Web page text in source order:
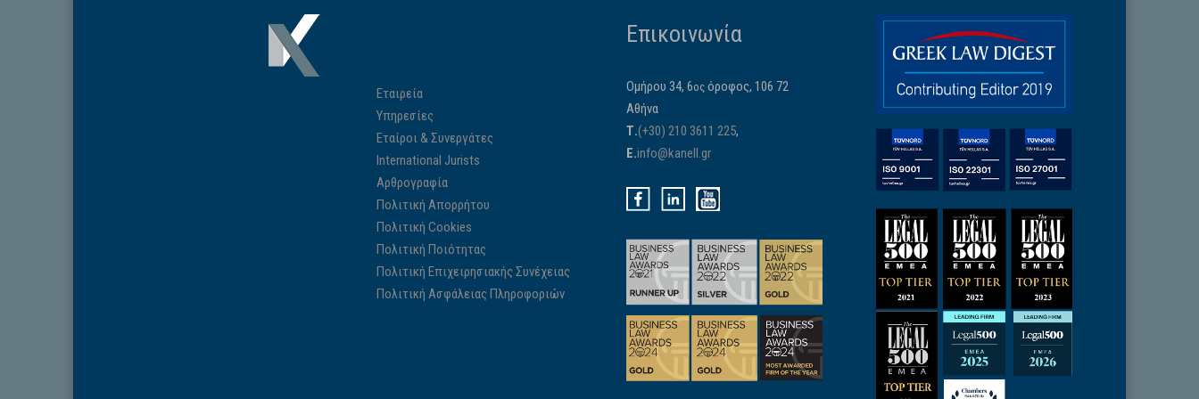
Εταιρεία
Υπηρεσίες
Εταίροι & Συνεργάτες
International Jurists
Αρθρογραφία
Πολιτική Απορρήτου
Πολιτική Cookies
Πολιτική Ποιότητας
Πολιτική Επιχειρησιακής Συνέχειας
Πολιτική Ασφάλειας Πληροφοριών
Επικοινωνία
Ομήρου 34, 6ος όροφος, 106 72
Αθήνα
Τ.(+30) 210 3611 225,
E.info@kanell.gr